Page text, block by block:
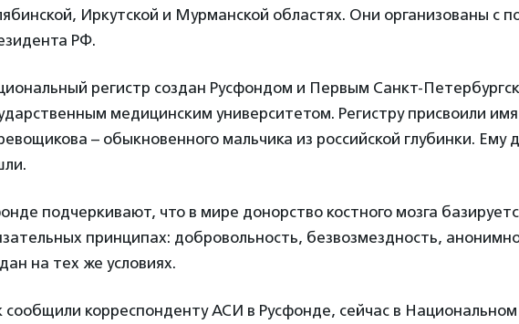
Иркутской и Мурманской областях. Они организованы с
РФ.
регистр создан Русфондом и Первым Санкт-
медицинским университетом. Регистру присвоили
– обыкновенного мальчика из российской глубинки. Ему
подчеркивают, что в мире донорство костного мозга
принципах: добровольность, безвозмездность,
на тех же условиях.
сообщили корреспонденту АСИ в Русфонде, сейчас в Национальном